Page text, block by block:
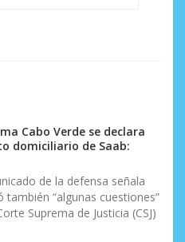
Cabo Verde se declara
domiciliario de Saab:
de la defensa señala
“algunas cuestiones”
Suprema de Justicia (CSJ)